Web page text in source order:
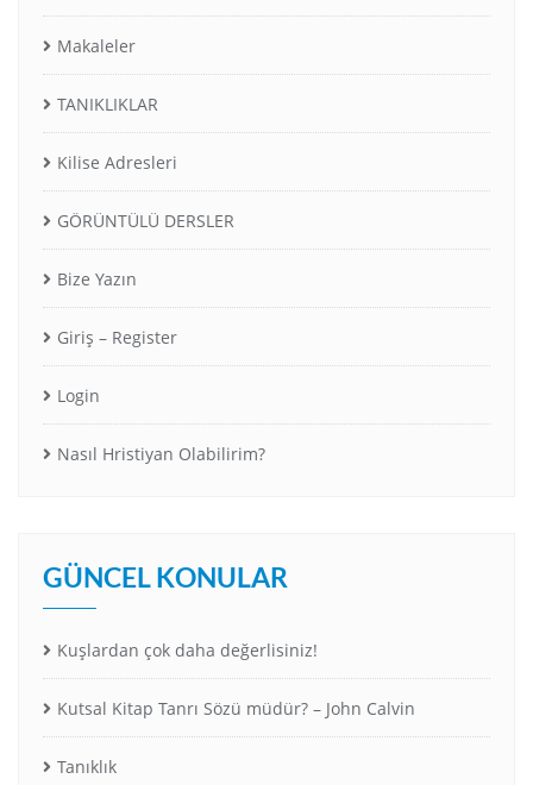
Makaleler
TANIKLIKLAR
Kilise Adresleri
GÖRÜNTÜLÜ DERSLER
Bize Yazın
Giriş – Register
Login
Nasıl Hristiyan Olabilirim?
GÜNCEL KONULAR
Kuşlardan çok daha değerlisiniz!
Kutsal Kitap Tanrı Sözü müdür? – John Calvin
Tanıklık